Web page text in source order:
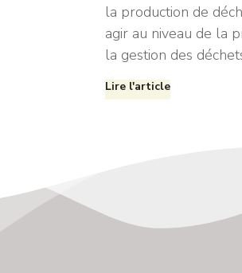
la production de
agir au niveau de la
la gestion des
Lire l'article